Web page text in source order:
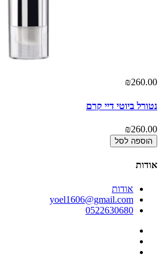
₪260.00
נטורל ביוטי דיי קרם
₪260.00
הוספה לסל
אודות
אודות
yoel1606@gmail.com
0522630680